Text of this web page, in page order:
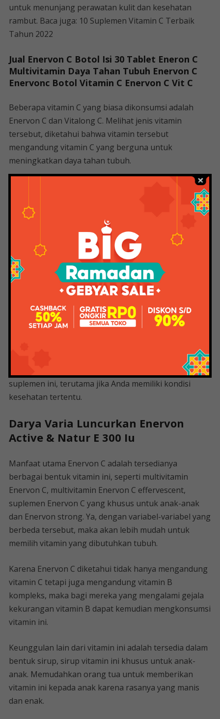
untuk menunjang perawatan kulit dan kesehatan
rambut. Baca juga: 10 Suplemen Vitamin C Terbaik
Tahun 2022
Jual Enervon C Botol Isi 30 Tablet Eneron C
Multivitamin Daya Tahan Tubuh Enervon C
Enervonc Botol Vitamin C Enervon C Vit C
Beberapa vitamin C yang biasa dikonsumsi adalah
Enervon C dan Vitalong C. Melihat jenis vitamin
tersebut, diketahui bahwa vitamin tersebut
mengandung vitamin C yang berguna untuk
meningkatkan daya tahan tubuh.
mengkonsumsi vitamin ini ada baiknya untuk melihat
kelebihan dan kekurangan kedua vitamin ini!
Vitamin ini merupakan suplemen yang berfungsi
untuk membantu sistem kekebalan tubuh, tidak hanya
mengandung vitamin C tetapi suplemen ini juga
mengandung vitamin B kompleks. Selain untuk
menjaga daya tahan tubuh, Enervon C sering
digunakan untuk membantu mengatasi kekurangan
vitamin dan mempercepat pemulihan.
Meskipun dapat dibeli secara gratis, Anda sebaiknya
berkonsultasi dengan dokter sebelum menggunakan
suplemen ini, terutama jika Anda memiliki kondisi
kesehatan tertentu.
Darya Varia Luncurkan Enervon
Active & Natur E 300 Iu
Manfaat utama Enervon C adalah tersedianya
berbagai bentuk vitamin ini, seperti multivitamin
Enervon C, multivitamin Enervon C effervescent,
suplemen Enervon C yang khusus untuk anak-anak
dan Enervon strong. Ya, dengan variabel-variabel yang
berbeda tersebut, maka akan lebih mudah untuk
memilih vitamin yang dibutuhkan tubuh.
Karena Enervon C diketahui tidak hanya mengandung
vitamin C tetapi juga mengandung vitamin B
kompleks, maka bagi mereka yang mengalami gejala
kekurangan vitamin B dapat kemudian mengkonsumsi
vitamin ini.
Keunggulan lain dari vitamin ini adalah tersedia dalam
bentuk sirup, sirup vitamin ini khusus untuk anak-
anak. Memudahkan orang tua untuk memberikan
vitamin ini kepada anak karena rasanya yang manis
dan enak.